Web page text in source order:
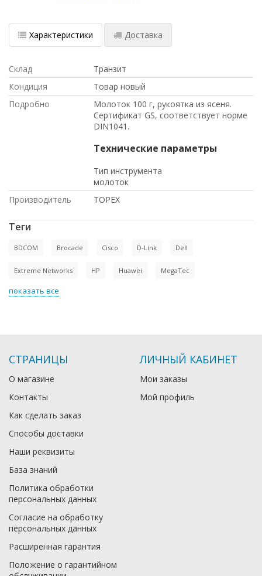
Характеристики Доставка
Склад
Транзит
Кондиция
Товар новый
Подробно
Молоток 100 г, рукоятка из ясеня.
Сертификат GS, соответствует норме
DIN1041.
Технические параметры
Тип инструмента
молоток
Производитель
TOPEX
Теги
BDCOM Brocade Cisco D-Link Dell
Extreme Networks HP Huawei MegaTec
показать все
СТРАНИЦЫ
О магазине
Контакты
Как сделать заказ
Способы доставки
Наши реквизиты
База знаний
Политика обработки
персональных данных
Согласие на обработку
персональных данных
Расширенная гарантия
Положение о гарантийном
ЛИЧНЫЙ КАБИНЕТ
Мои заказы
Мой профиль